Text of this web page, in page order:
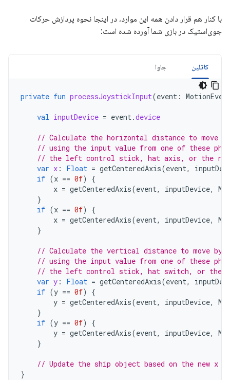
با کنار هم قرار دادن همه این موارد، در اینجا نحوه پردازش حرکات
جوی‌استیک در بازی شما آورده شده است:
کاتلین جاوا
private fun processJoystickInput(event :
val inputDevice = event.device
// Calculate the horizontal distance to move by
// using the input value from one of these
// the left control stick, hat axis, or the
var x : Float = getCenteredAxis(event,
if (x == 0f)
{
x = getCenteredAxis(event, inputDevice,
}
if (x == 0f)
{
x = getCenteredAxis(event, inputDevice,
}
// Calculate the vertical distance to move by
// using the input value from one of these
// the left control stick, hat switch, or the
var y : Float = getCenteredAxis(event,
if (y == 0f)
{
y = getCenteredAxis(event, inputDevice,
}
if (y == 0f)
{
y = getCenteredAxis(event, inputDevice,
}
// Update the ship object based on the new x
}